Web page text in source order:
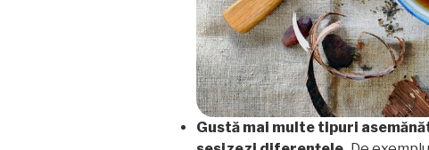
Gustă mai multe tipuri